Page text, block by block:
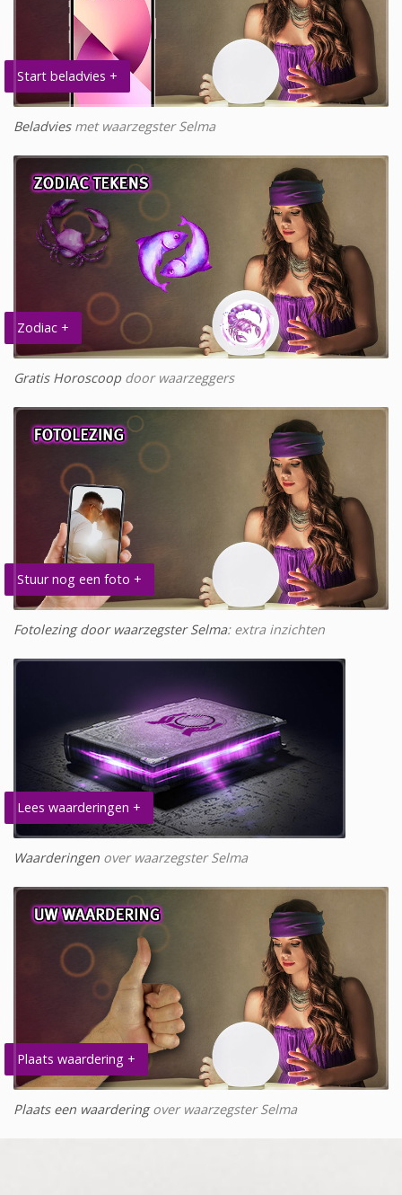
Start beladvies +
Beladviesmet waarzegster Selma
Zodiac +
Gratis Horoscoopdoor waarzeggers
Stuur nog een foto +
Fotolezing door waarzegster Selma: extra inzichten
Lees waarderingen +
Waarderingen over waarzegster Selma
Plaats waardering +
Plaats een waarderingover waarzegster Selma